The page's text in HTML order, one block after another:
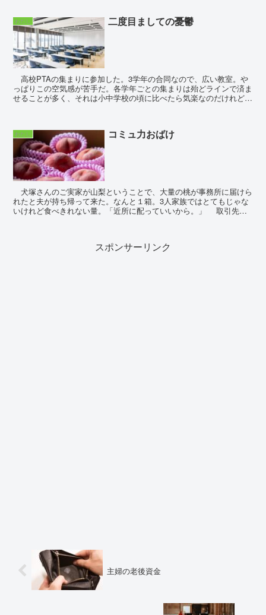
わたし 二度目ましての憂鬱
高校PTAの集まりに参加した。3学年の合同なので、広い教室。や
っぱりこの空気感が苦手だ。各学年ごとの集まりは殆どラインで済ま
せることが多く、それは小中学校の頃に比べたら気楽なのだけれど、
わたし コミュ力おばけ
犬塚さんのご実家が山梨ということで、大量の桃が事務所に届けら
れたと夫が持ち帰って来た。なんと１箱。3人家族ではとてもじゃな
いけれど食べきれない量。「近所に配っていいから。」 取引先か
スポンサーリンク
主婦の老後資金